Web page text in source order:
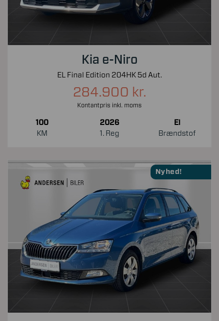
Kia e-Niro
EL Final Edition 204HK 5d Aut.
284.900 kr.
Kontantpris inkl. moms
100
KM
2026
1. Reg
El
Brændstof
Nyhed!